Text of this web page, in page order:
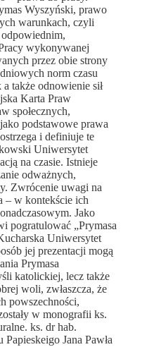
Wyszyński, prawo
warunkach, czyli
wykonywanej
przez obie strony
norm czasu
także odnowienie sił
Karta Praw
społecznych,
podstawowe prawa
i definiuje te
Uniwersytet
na czasie. Istnieje
odważnych,
Zwrócenie uwagi na
– w kontekście ich
Jako
pogratulować „Prymasa
Uniwersytet
jej prezentacji mogą
Prymasa
katolickiej, lecz także
woli, zwłaszcza, że
powszechności,
w monografii ks.
ks. dr hab.
Jana Pawła